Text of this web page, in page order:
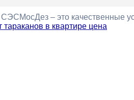
– это качественные
тараканов в квартире цена